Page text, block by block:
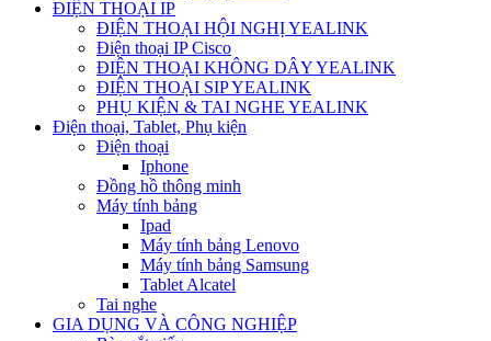
ĐIỆN THOẠI IP
ĐIỆN THOẠI HỘI NGHỊ YEALINK
Điện thoại IP Cisco
ĐIỆN THOẠI KHÔNG DÂY YEALINK
ĐIỆN THOẠI SIP YEALINK
PHỤ KIỆN & TAI NGHE YEALINK
Điện thoại, Tablet, Phụ kiện
Điện thoại
Iphone
Đồng hồ thông minh
Máy tính bảng
Ipad
Máy tính bảng Lenovo
Máy tính bảng Samsung
Tablet Alcatel
Tai nghe
GIA DỤNG VÀ CÔNG NGHIỆP